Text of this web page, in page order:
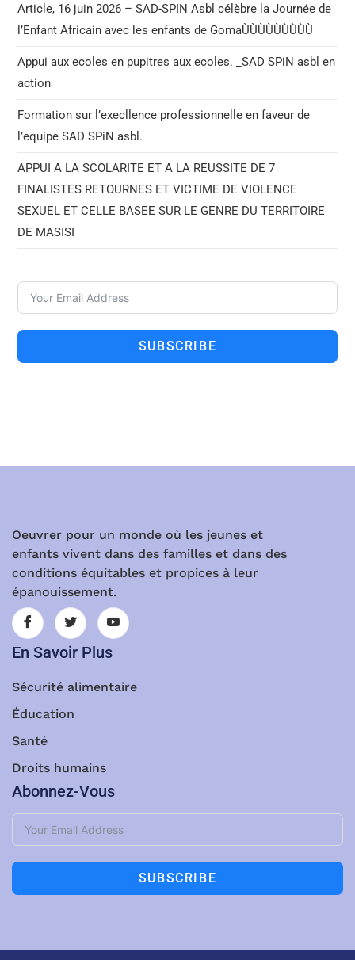
Article, 16 juin 2026 – SAD-SPIN Asbl célèbre la Journée de
l’Enfant Africain avec les enfants de GomaÙÙÙÙÙÙÙÙÙ
Appui aux ecoles en pupitres aux ecoles. _SAD SPiN asbl en
action
Formation sur l’execllence professionnelle en faveur de
l’equipe SAD SPiN asbl.
APPUI A LA SCOLARITE ET A LA REUSSITE DE 7
FINALISTES RETOURNES ET VICTIME DE VIOLENCE
SEXUEL ET CELLE BASEE SUR LE GENRE DU TERRITOIRE
DE MASISI
SUBSCRIBE
Oeuvrer pour un monde où les jeunes et
enfants vivent dans des familles et dans des
conditions équitables et propices à leur
épanouissement.
En Savoir Plus
Sécurité alimentaire
Éducation
Santé
Droits humains
Abonnez-Vous
SUBSCRIBE